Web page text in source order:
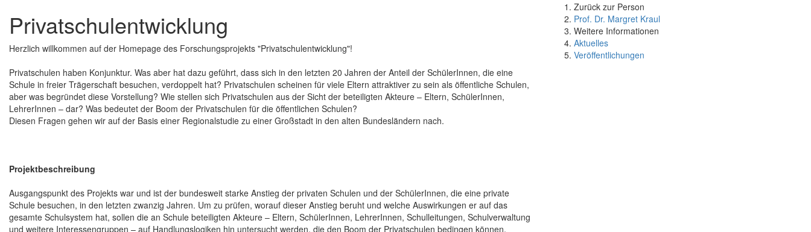
Privatschulentwicklung
Herzlich willkommen auf der Homepage des Forschungsprojekts "Privatschulentwicklung"!
Privatschulen haben Konjunktur. Was aber hat dazu geführt, dass sich in den letzten 20 Jahren der Anteil der SchülerInnen, die eine
Schule in freier Trägerschaft besuchen, verdoppelt hat? Privatschulen scheinen für viele Eltern attraktiver zu sein als öffentliche Schulen,
aber was begründet diese Vorstellung? Wie stellen sich Privatschulen aus der Sicht der beteiligten Akteure – Eltern, SchülerInnen,
LehrerInnen – dar? Was bedeutet der Boom der Privatschulen für die öffentlichen Schulen?
Diesen Fragen gehen wir auf der Basis einer Regionalstudie zu einer Großstadt in den alten Bundesländern nach.
Projektbeschreibung
Ausgangspunkt des Projekts war und ist der bundesweit starke Anstieg der privaten Schulen und der SchülerInnen, die eine private
Schule besuchen, in den letzten zwanzig Jahren. Um zu prüfen, worauf dieser Anstieg beruht und welche Auswirkungen er auf das
gesamte Schulsystem hat, sollen die an Schule beteiligten Akteure – Eltern, SchülerInnen, LehrerInnen, Schulleitungen, Schulverwaltung
und weitere Interessengruppen – auf Handlungslogiken hin untersucht werden, die den Boom der Privatschulen bedingen können.
Zurück zur Person
Prof. Dr. Margret Kraul
Weitere Informationen
Aktuelles
Veröffentlichungen